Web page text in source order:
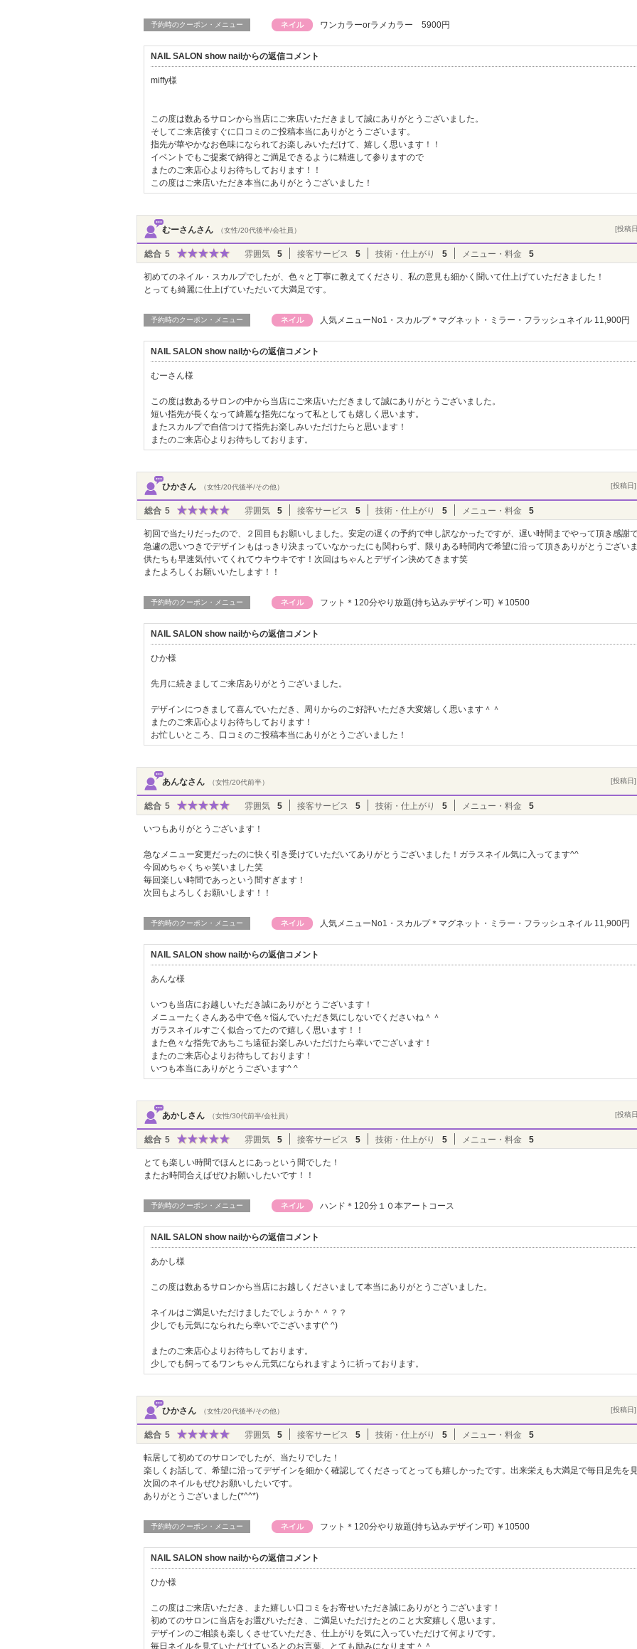
予約時のクーポン・メニュー ワンカラーorラメカラー 5900円
NAIL SALON show nailからの返信コメント
miffy様
この度は数あるサロンから当店にご来店いただきまして誠にありがとうございました。
そしてご来店後すぐに口コミのご投稿本当にありがとうございます。
指先が華やかなお色味になられてお楽しみいただけて、嬉しく思います！！
イベントでもご提案で納得とご満足できるように精進して参りますので
またのご来店心よりお待ちしております！！
この度はご来店いただき本当にありがとうございました！
むーさんさん （女性/20代後半/会社員） [投稿
総合 5 雰囲気 5 接客サービス 5 技術・仕上がり 5 メニュー・料金 5
初めてのネイル・スカルプでしたが、色々と丁寧に教えてくださり、私の意見も細かく聞いて仕上げていただきました！
とっても綺麗に仕上げていただいて大満足です。
予約時のクーポン・メニュー 人気メニューNo1・スカルプ＊マグネット・ミラー・フラッシュネイル 11,900円
NAIL SALON show nailからの返信コメント
むーさん様
この度は数あるサロンの中から当店にご来店いただきまして誠にありがとうございました。
短い指先が長くなって綺麗な指先になって私としても嬉しく思います。
またスカルプで自信つけて指先お楽しみいただけたらと思います！
またのご来店心よりお待ちしております。
ひかさん （女性/20代後半/その他） [投稿日
総合 5 雰囲気 5 接客サービス 5 技術・仕上がり 5 メニュー・料金 5
初回で当たりだったので、２回目もお願いしました。安定の遅くの予約で申し訳なかったですが、遅い時間までやって頂き感謝で
急遽の思いつきでデザインもはっきり決まっていなかったにも関わらず、限りある時間内で希望に沿って頂きありがとうござい
供たちも早速気付いてくれてウキウキです！次回はちゃんとデザイン決めてきます笑
またよろしくお願いいたします！！
予約時のクーポン・メニュー フット＊120分やり放題(持ち込みデザイン可) ￥10500
NAIL SALON show nailからの返信コメント
ひか様
先月に続きましてご来店ありがとうございました。
デザインにつきまして喜んでいただき、周りからのご好評いただき大変嬉しく思います＾＾
またのご来店心よりお待ちしております！
お忙しいところ、口コミのご投稿本当にありがとうございました！
あんなさん （女性/20代前半） [投稿日
総合 5 雰囲気 5 接客サービス 5 技術・仕上がり 5 メニュー・料金 5
いつもありがとうございます！
急なメニュー変更だったのに快く引き受けていただいてありがとうございました！ガラスネイル気に入ってます^^
今回めちゃくちゃ笑いました笑
毎回楽しい時間であっという間すぎます！
次回もよろしくお願いします！！
予約時のクーポン・メニュー 人気メニューNo1・スカルプ＊マグネット・ミラー・フラッシュネイル 11,900円
NAIL SALON show nailからの返信コメント
あんな様
いつも当店にお越しいただき誠にありがとうございます！
メニューたくさんある中で色々悩んでいただき気にしないでくださいね＾＾
ガラスネイルすごく似合ってたので嬉しく思います！！
また色々な指先であちこち遠征お楽しみいただけたら幸いでございます！
またのご来店心よりお待ちしております！
いつも本当にありがとうございます^ ^
あかしさん （女性/30代前半/会社員） [投稿
総合 5 雰囲気 5 接客サービス 5 技術・仕上がり 5 メニュー・料金 5
とても楽しい時間でほんとにあっという間でした！
またお時間合えばぜひお願いしたいです！！
予約時のクーポン・メニュー ハンド＊120分１０本アートコース
NAIL SALON show nailからの返信コメント
あかし様
この度は数あるサロンから当店にお越しくださいまして本当にありがとうございました。
ネイルはご満足いただけましたでしょうか＾＾？？
少しでも元気になられたら幸いでございます(^ ^)
またのご来店心よりお待ちしております。
少しでも飼ってるワンちゃん元気になられますように祈っております。
ひかさん （女性/20代後半/その他） [投稿日
総合 5 雰囲気 5 接客サービス 5 技術・仕上がり 5 メニュー・料金 5
転居して初めてのサロンでしたが、当たりでした！
楽しくお話して、希望に沿ってデザインを細かく確認してくださってとっても嬉しかったです。出来栄えも大満足で毎日足先を
次回のネイルもぜひお願いしたいです。
ありがとうございました(*^^*)
予約時のクーポン・メニュー フット＊120分やり放題(持ち込みデザイン可) ￥10500
NAIL SALON show nailからの返信コメント
ひか様
この度はご来店いただき、また嬉しい口コミをお寄せいただき誠にありがとうございます！
初めてのサロンに当店をお選びいただき、ご満足いただけたとのこと大変嬉しく思います。
デザインのご相談も楽しくさせていただき、仕上がりを気に入っていただけて何よりです。
毎日ネイルを見ていただけているとのお言葉、とても励みになります＾＾